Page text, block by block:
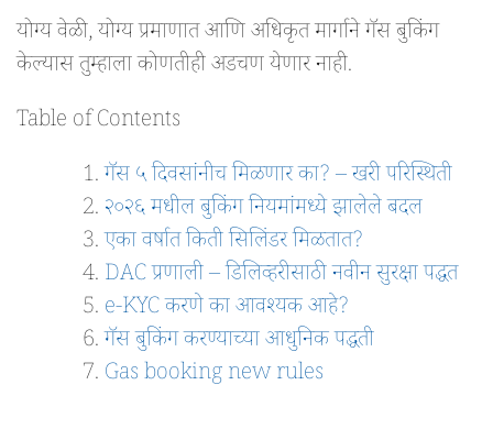
योग्य वेळी, योग्य प्रमाणात आणि अधिकृत मार्गाने गॅस बुकिंग
केल्यास तुम्हाला कोणतीही अडचण येणार नाही.
Table of Contents
गॅस ५ दिवसांनीच मिळणार का? – खरी परिस्थिती
२०२६ मधील बुकिंग नियमांमध्ये झालेले बदल
एका वर्षात किती सिलिंडर मिळतात?
DAC प्रणाली – डिलिव्हरीसाठी नवीन सुरक्षा पद्धत
e-KYC करणे का आवश्यक आहे?
गॅस बुकिंग करण्याच्या आधुनिक पद्धती
Gas booking new rules